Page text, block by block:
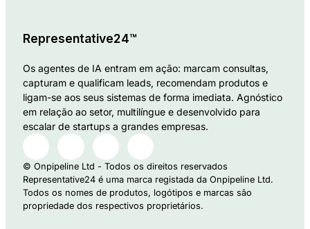
Representative24™
Os agentes de IA entram em ação: marcam consultas,
capturam e qualificam leads, recomendam produtos e
ligam-se aos seus sistemas de forma imediata. Agnóstico
em relação ao setor, multilíngue e desenvolvido para
escalar de startups a grandes empresas.
© Onpipeline Ltd - Todos os direitos reservados
Representative24 é uma marca registada da Onpipeline Ltd.
Todos os nomes de produtos, logótipos e marcas são
propriedade dos respectivos proprietários.